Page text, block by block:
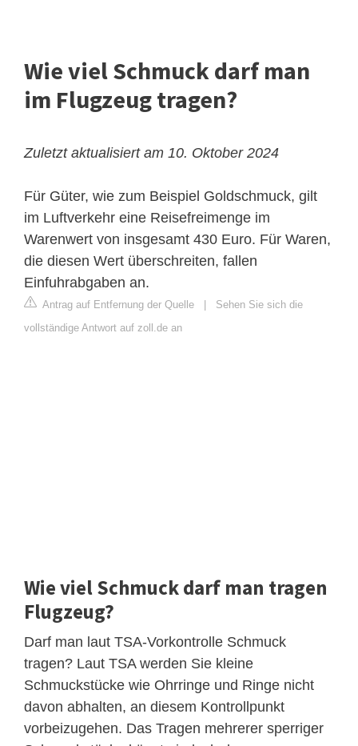
Wie viel Schmuck darf man
im Flugzeug tragen?
Zuletzt aktualisiert am 10. Oktober 2024
Für Güter, wie zum Beispiel Goldschmuck, gilt
im Luftverkehr eine Reisefreimenge im
Warenwert von insgesamt 430 Euro. Für Waren,
die diesen Wert überschreiten, fallen
Einfuhrabgaben an.
Antrag auf Entfernung der Quelle
Sehen Sie sich die
vollständige Antwort auf zoll.de an
Wie viel Schmuck darf man tragen
Flugzeug?
Darf man laut TSA-Vorkontrolle Schmuck
tragen? Laut TSA werden Sie kleine
Schmuckstücke wie Ohrringe und Ringe nicht
davon abhalten, an diesem Kontrollpunkt
vorbeizugehen. Das Tragen mehrerer sperriger